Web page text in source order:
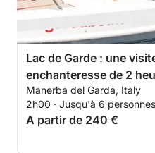
Lac de Garde : une
enchanteresse de 2
départ de Manerba
Manerba del Garda, Italy
2h00 · Jusqu'à 6 personnes
A partir de 240 €